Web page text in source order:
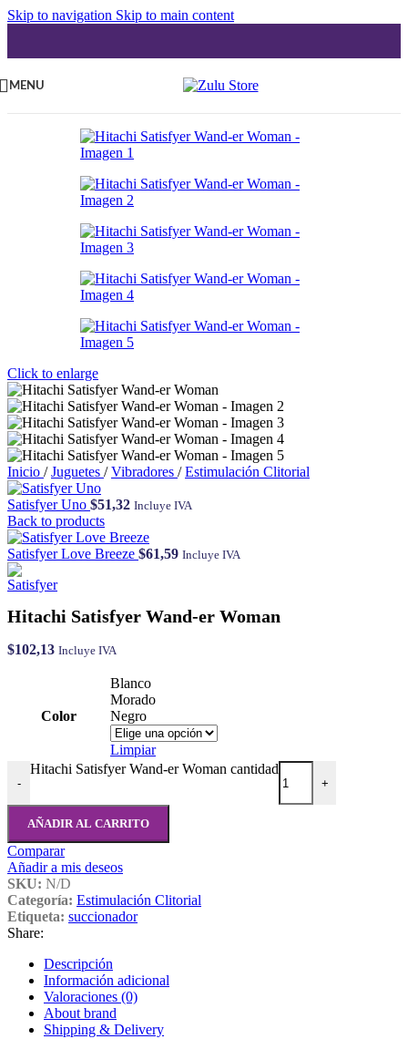
Skip to navigation Skip to main content
MENU
Click to enlarge
Inicio / Juguetes / Vibradores / Estimulación Clitorial
Satisfyer Uno $51,32 Incluye IVA
Back to products
Satisfyer Love Breeze $61,59 Incluye IVA
Hitachi Satisfyer Wand-er Woman
$102,13 Incluye IVA
Color
Blanco
Morado
Negro
Limpiar
-
Hitachi Satisfyer Wand-er Woman cantidad
+
AÑADIR AL CARRITO
Comparar
Añadir a mis deseos
SKU: N/D
Categoría: Estimulación Clitorial
Etiqueta: succionador
Share:
Descripción
Información adicional
Valoraciones (0)
About brand
Shipping & Delivery